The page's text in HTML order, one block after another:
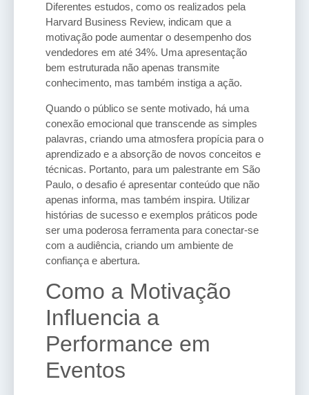
Diferentes estudos, como os realizados pela
Harvard Business Review, indicam que a
motivação pode aumentar o desempenho dos
vendedores em até 34%. Uma apresentação
bem estruturada não apenas transmite
conhecimento, mas também instiga a ação.
Quando o público se sente motivado, há uma
conexão emocional que transcende as simples
palavras, criando uma atmosfera propícia para o
aprendizado e a absorção de novos conceitos e
técnicas. Portanto, para um palestrante em São
Paulo, o desafio é apresentar conteúdo que não
apenas informa, mas também inspira. Utilizar
histórias de sucesso e exemplos práticos pode
ser uma poderosa ferramenta para conectar-se
com a audiência, criando um ambiente de
confiança e abertura.
Como a Motivação
Influencia a
Performance em
Eventos